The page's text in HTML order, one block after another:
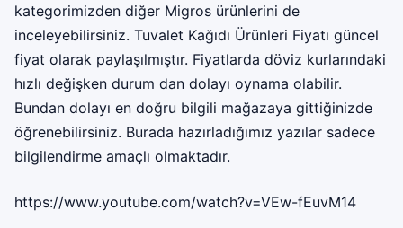
kategorimizden diğer Migros ürünlerini de
inceleyebilirsiniz. Tuvalet Kağıdı Ürünleri Fiyatı güncel
fiyat olarak paylaşılmıştır. Fiyatlarda döviz kurlarındaki
hızlı değişken durum dan dolayı oynama olabilir.
Bundan dolayı en doğru bilgili mağazaya gittiğinizde
öğrenebilirsiniz. Burada hazırladığımız yazılar sadece
bilgilendirme amaçlı olmaktadır.
https://www.youtube.com/watch?v=VEw-fEuvM14